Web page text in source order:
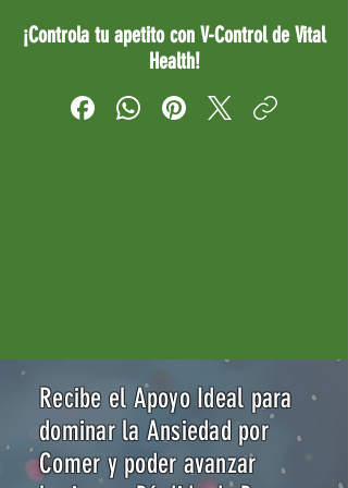
¡Controla tu apetito con V-Control de Vital
Health!
Recibe el Apoyo Ideal para
dominar la Ansiedad por
Comer y poder avanzar